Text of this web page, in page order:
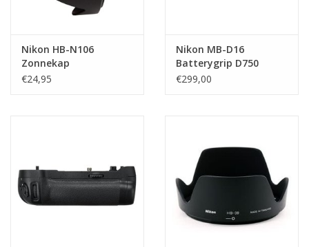
Nikon HB-N106
Zonnekap
€24,95
Nikon MB-D16
Batterygrip D750
€299,00